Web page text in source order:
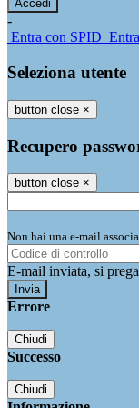
-
Entra con SPID
Seleziona utente
button close ×
Recupero
button close ×
Non hai una e-mail
E-mail inviata, si
Errore
Chiudi
Successo
Chiudi